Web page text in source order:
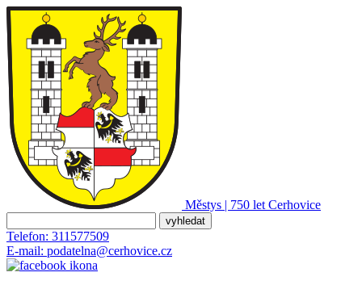
Městys | 750 let Cerhovice
Telefon: 311577509
E-mail: podatelna@cerhovice.cz